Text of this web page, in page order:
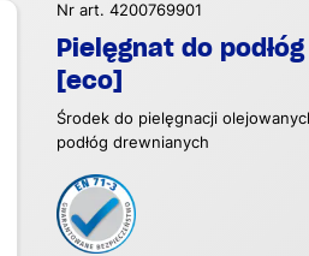
Nr art. 4200769901
Pielęgnat do
[eco]
Środek do pielęgnacji
podłóg drewnianych